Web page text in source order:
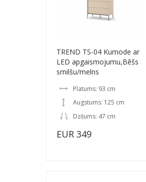
TREND TS-04 Kumode ar
LED apgaismojumu,Bēšs
smilšu/melns
Platums: 93 cm
Augstums: 125 cm
Dziļums: 47 cm
EUR 349